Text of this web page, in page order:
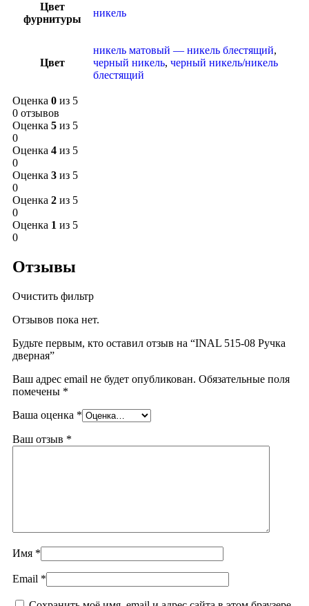
Цвет
фурнитуры
никель
Цвет
никель матовый — никель блестящий,
черный никель, черный никель/никель
блестящий
Оценка 0 из 5
0 отзывов
Оценка 5 из 5
0
Оценка 4 из 5
0
Оценка 3 из 5
0
Оценка 2 из 5
0
Оценка 1 из 5
0
Отзывы
Очистить фильтр
Отзывов пока нет.
Будьте первым, кто оставил отзыв на “INAL 515-08 Pучка
дверная”
Ваш адрес email не будет опубликован. Обязательные поля
помечены *
Ваша оценка *
Ваш отзыв *
Имя *
Email *